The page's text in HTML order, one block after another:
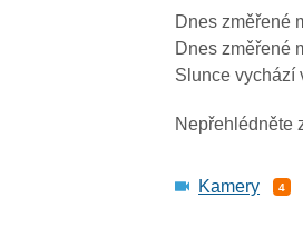
Dnes změřené
Dnes změřené
Slunce vychází
Nepřehlédněte
Kamery 4